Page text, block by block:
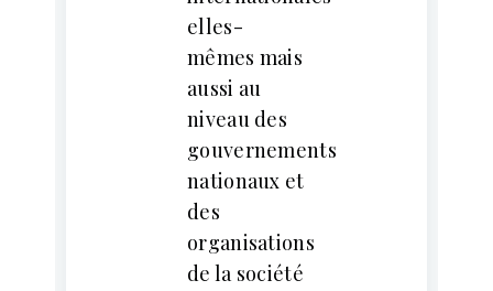
elles-
mêmes mais
aussi au
niveau des
gouvernements
nationaux et
des
organisations
de la société